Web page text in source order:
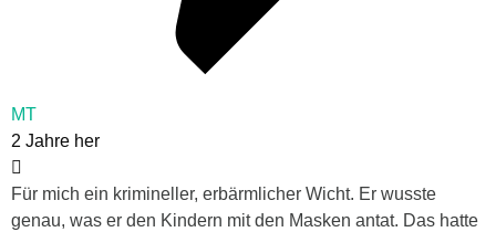
MT
2 Jahre her
Für mich ein krimineller, erbärmlicher Wicht. Er wusste
genau, was er den Kindern mit den Masken antat. Das hatte